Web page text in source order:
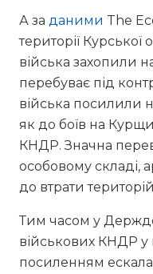
А за даними The
території Курської
війська захопили
перебуває під
війська посилили
як до боїв на
КНДР. Значна
особовому складі,
до втрати
Тим часом у
військових КНДР у
посиленням